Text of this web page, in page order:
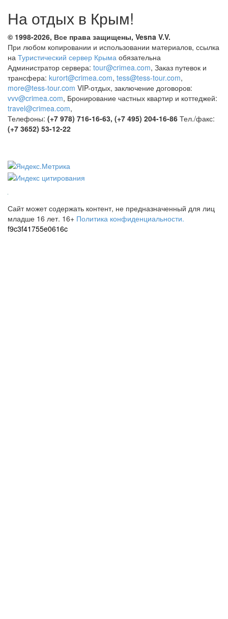
На отдых в Крым!
© 1998-2026, Все права защищены, Vesna V.V.
При любом копировании и использовании материалов, ссылка
на Туристический сервер Крыма обязательна
Администратор сервера: tour@crimea.com, Заказ путевок и
трансфера: kurort@crimea.com, tess@tess-tour.com,
more@tess-tour.com VIP-отдых, заключение договоров:
vvv@crimea.com, Бронирование частных квартир и коттеджей:
travel@crimea.com,
Телефоны: (+7 978) 716-16-63, (+7 495) 204-16-86 Тел./факс:
(+7 3652) 53-12-22
Сайт может содержать контент, не предназначенный для лиц
младше 16 лет. 16+ Политика конфиденциальности.
f9c3f41755e0616c